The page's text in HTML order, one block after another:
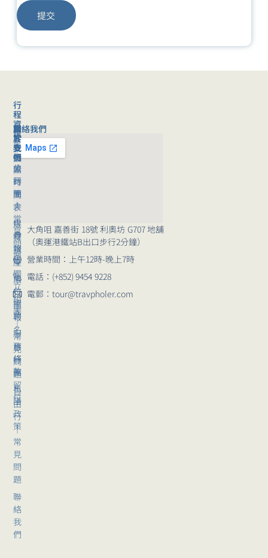
提交
聯絡我們
大角咀 嘉善街 18號 利奧坊 G707 地舖
（奧運港鐵站B出口步行2分鐘）
營業時間：上午12時-晚上7時
電話：(+852) 9454 9228
電郵：tour@travpholer.com
行
程
資
訊
旅
行
團
時
間
表
旅
行
講
座
旅
行
團
報
名
旅
行
團
留
位
旅
客
支
援
旅
行
團
｜
常
見
問
題
獨
立
組
團
｜
常
見
問
題
自
由
行
｜
常
見
問
題
聯
絡
我
們
關
於
我
們
公
司
簡
介
媒
體
報
導
崗
位
招
聘
服
務
條
款
私
隱
政
策